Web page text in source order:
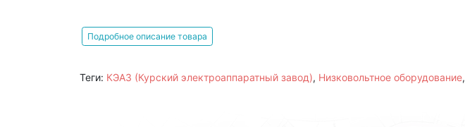
Подробное описание товара
Теги: КЭАЗ (Курский электроаппаратный завод), Низковольтное оборудование,